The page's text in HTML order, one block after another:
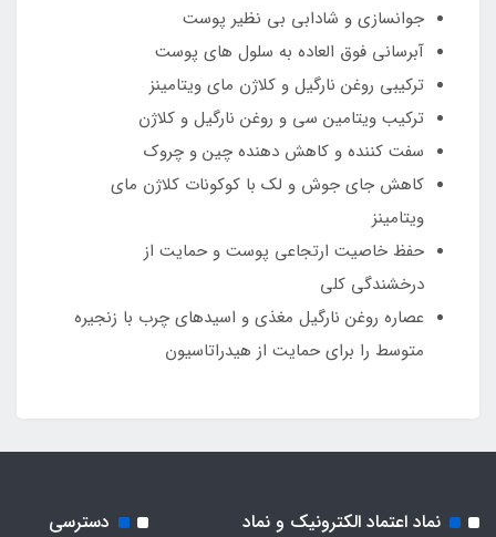
جوانسازی و شادابی بی نظیر پوست
آبرسانی فوق العاده به سلول های پوست
ترکیبی روغن نارگیل و کلاژن مای‌ ویتامینز
ترکیب ویتامین سی و روغن نارگیل و کلاژن
سفت کننده و کاهش دهنده چین و چروک
کاهش جای جوش و لک با کوکونات کلاژن مای
ویتامینز
حفظ خاصیت ارتجاعی پوست و حمایت از
درخشندگی کلی
عصاره روغن نارگیل مغذی و اسیدهای چرب با زنجیره
متوسط را برای حمایت از هیدراتاسیون
نماد اعتماد الکترونیک و نماد
دسترسی